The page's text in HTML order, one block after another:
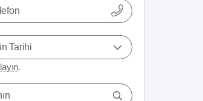
Tarihi
.